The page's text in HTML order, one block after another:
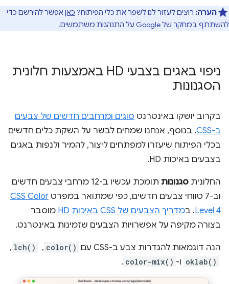
הערה: רוצים לעזור לנו לשפר את כלי הפיתוח? כאןאפשר להירשם כדי
להשתתף במחקר של Google על התנהגות משתמשים.
ניפוי באגים בצבעי HD באמצעות חלונית
הסגנונות
בקרוב יושקו באינטרנט סוגים ומרחבים חדשים של צבעים
ב-CSS
. בנוסף, אנחנו שמחים לבשר על השקת כלים חדשים
בכלי הפיתוח שיעזרו למפתחים ליצור, להמיר ולנפות באגים
בצבעים באיכות HD.
החלונית סגנונות
תומכת עכשיו ב-12 מרחבי צבעים חדשים
וב-7 טווחי צבעים חדשים, כפי שמתואר במפרט
CSS Color
Level 4. במדריך הצבעים של CSS באיכות HD
מוסבר
בצורה מקיפה על אפשרויות הצבעים שזמינות באינטרנט.
הנה דוגמאות להגדרות צבע ב-CSS עם color()
, ‏
lch()
,
oklab() ו- color-mix()
.